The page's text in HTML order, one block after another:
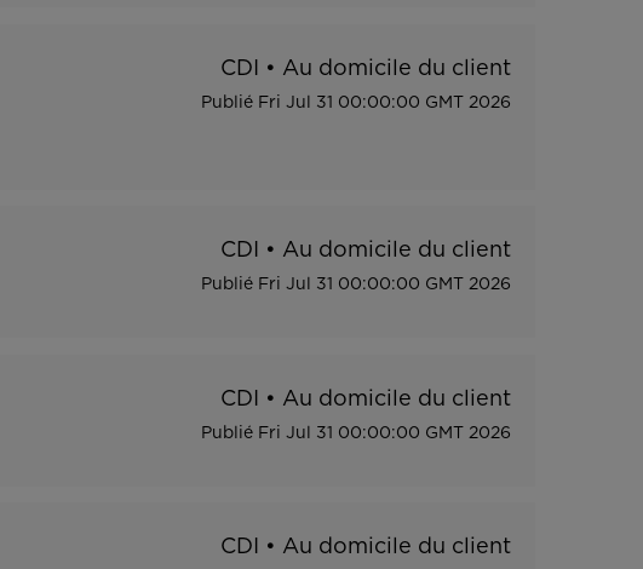
CDI • Au domicile du client
Publié Fri Jul 31 00:00:00 GMT 2026
CDI • Au domicile du client
Publié Fri Jul 31 00:00:00 GMT 2026
CDI • Au domicile du client
Publié Fri Jul 31 00:00:00 GMT 2026
CDI • Au domicile du client